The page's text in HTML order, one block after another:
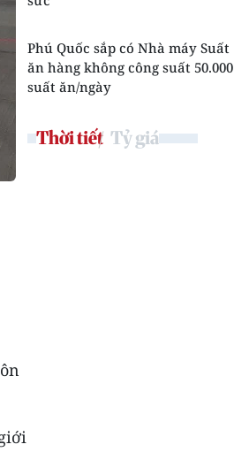
Phú Quốc sắp có Nhà máy Suất
ăn hàng không công suất 50.000
suất ăn/ngày
Thời tiết Tỷ giá